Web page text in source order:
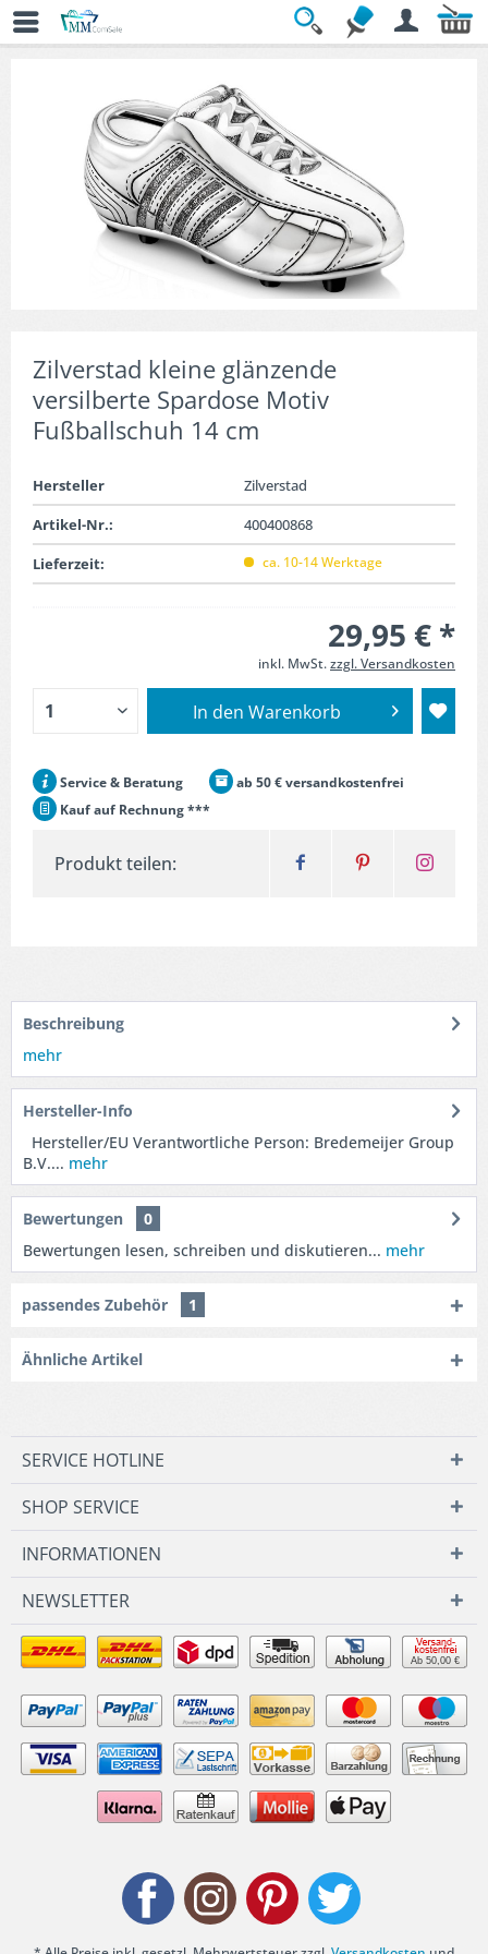
Übersicht
Zilverstad kleine glänzende
versilberte Spardose Motiv
Fußballschuh 14 cm
Hersteller
Zilverstad
Artikel-Nr.:
400400868
Lieferzeit:
ca. 10-14 Werktage
29,95 € *
inkl. MwSt.zzgl. Versandkosten
In den Warenkorb
Service & Beratung
ab 50 € versandkostenfrei
Kauf auf Rechnung ***
Produkt teilen:
Beschreibung
mehr
Hersteller-Info
Hersteller/EU Verantwortliche Person: Bredemeijer Group
B.V.... mehr
Bewertungen
0
Bewertungen lesen, schreiben und diskutieren... mehr
passendes Zubehör 1
Ähnliche Artikel
SERVICE HOTLINE
SHOP SERVICE
INFORMATIONEN
NEWSLETTER
Ab 50,00 €